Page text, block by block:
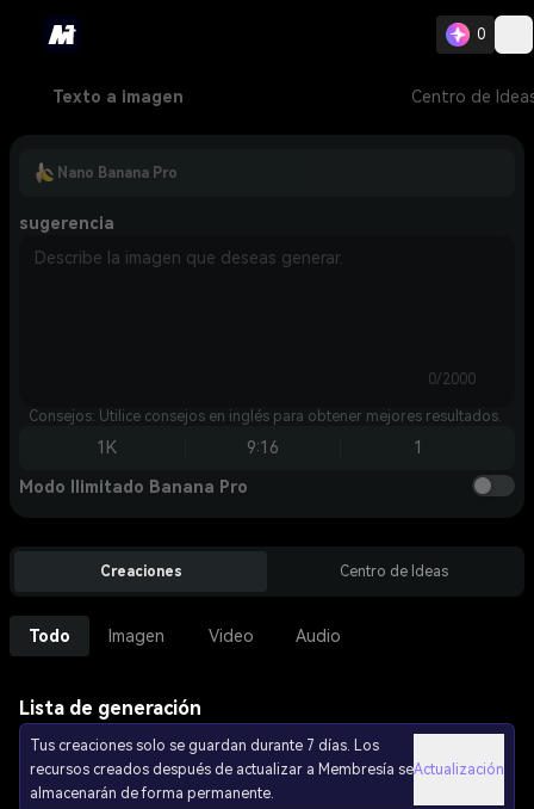
0
Texto a imagen Centro de
Nano Banana Pro
sugerencia
0/2000
Consejos: Utilice consejos en inglés para obtener mejores resultados.
1K 9:16 1
Modo Ilimitado Banana Pro
Creaciones Centro de Ideas
Todo Imagen Video Audio
Lista de generación
Tus creaciones solo se guardan durante 7 días. Los
recursos creados después de actualizar a Membresía se
almacenarán de forma permanente.
Actualización